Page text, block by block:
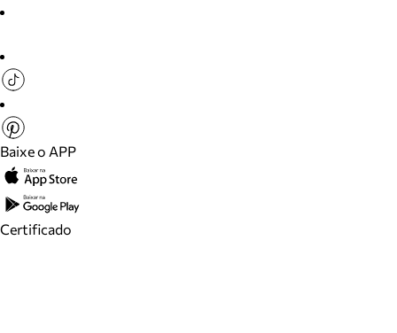
Baixe o APP
Certificado